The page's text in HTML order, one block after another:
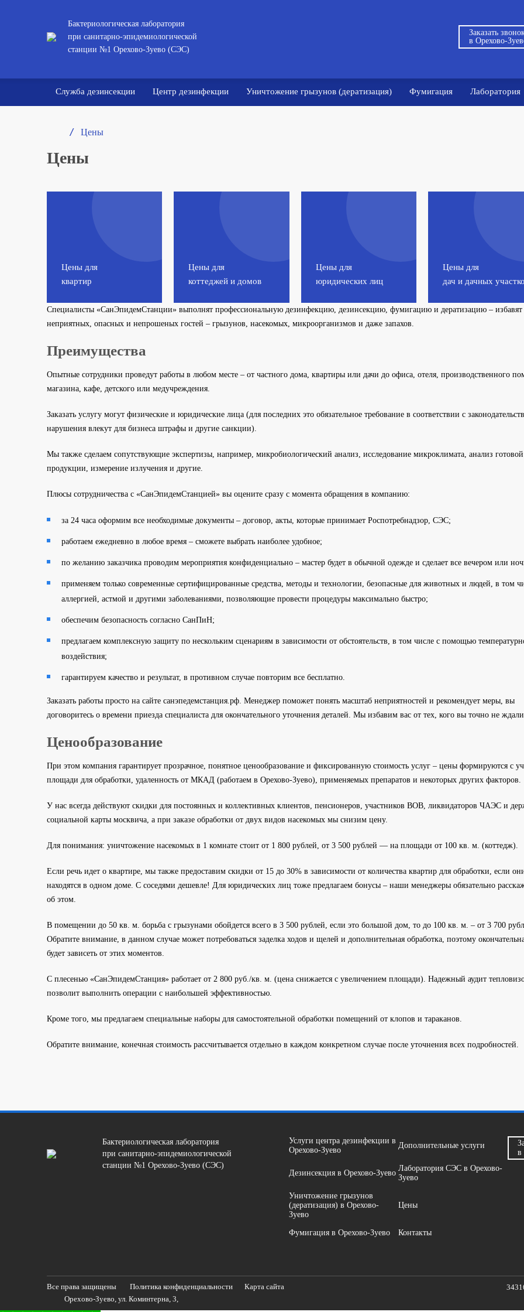
Бактериологическая лаборатория
при санитарно-эпидемиологической
станции №1 Орехово-Зуево (СЭС)
Заказать
в Орехово-
Служба дезинсекции Центр дезинфекции Уничтожение грызунов (дератизация) Фумигация Лаборатория
/ Цены
Цены
Цены для
квартир
Цены для
коттеджей и домов
Цены для
юридических лиц
Цены для
дач и дачных
Специалисты «СанЭпидемСтанции» выполнят профессиональную дезинфекцию, дезинсекцию, фумигацию и дератизацию – избавят
неприятных, опасных и непрошеных гостей – грызунов, насекомых, микроорганизмов и даже запахов.
Преимущества
Опытные сотрудники проведут работы в любом месте – от частного дома, квартиры или дачи до офиса, отеля, производственного
магазина, кафе, детского или медучреждения.
Заказать услугу могут физические и юридические лица (для последних это обязательное требование в соответствии с
нарушения влекут для бизнеса штрафы и другие санкции).
Мы также сделаем сопутствующие экспертизы, например, микробиологический анализ, исследование микроклимата, анализ готовой
продукции, измерение излучения и другие.
Плюсы сотрудничества с «СанЭпидемСтанцией» вы оцените сразу с момента обращения в компанию:
за 24 часа оформим все необходимые документы – договор, акты, которые принимает Роспотребнадзор, СЭС;
работаем ежедневно в любое время – сможете выбрать наиболее удобное;
по желанию заказчика проводим мероприятия конфиденциально – мастер будет в обычной одежде и сделает все вечером или
применяем только современные сертифицированные средства, методы и технологии, безопасные для животных и людей, в том
аллергией, астмой и другими заболеваниями, позволяющие провести процедуры максимально быстро;
обеспечим безопасность согласно СанПиН;
предлагаем комплексную защиту по нескольким сценариям в зависимости от обстоятельств, в том числе с помощью
воздействия;
гарантируем качество и результат, в противном случае повторим все бесплатно.
Заказать работы просто на сайте санэпедемстанция.рф. Менеджер поможет понять масштаб неприятностей и рекомендует меры, вы
договоритесь о времени приезда специалиста для окончательного уточнения деталей. Мы избавим вас от тех, кого вы точно не
Ценообразование
При этом компания гарантирует прозрачное, понятное ценообразование и фиксированную стоимость услуг – цены формируются с
площади для обработки, удаленность от МКАД (работаем в Орехово-Зуево), применяемых препаратов и некоторых других факторов.
У нас всегда действуют скидки для постоянных и коллективных клиентов, пенсионеров, участников ВОВ, ликвидаторов ЧАЭС и
социальной карты москвича, а при заказе обработки от двух видов насекомых мы снизим цену.
Для понимания: уничтожение насекомых в 1 комнате стоит от 1 800 рублей, от 3 500 рублей — на площади от 100 кв. м. (коттедж).
Если речь идет о квартире, мы также предоставим скидки от 15 до 30% в зависимости от количества квартир для обработки, если
находятся в одном доме. С соседями дешевле! Для юридических лиц тоже предлагаем бонусы – наши менеджеры обязательно
об этом.
В помещении до 50 кв. м. борьба с грызунами обойдется всего в 3 500 рублей, если это большой дом, то до 100 кв. м. – от 3 700
Обратите внимание, в данном случае может потребоваться заделка ходов и щелей и дополнительная обработка, поэтому
будет зависеть от этих моментов.
С плесенью «СанЭпидемСтанция» работает от 2 800 руб./кв. м. (цена снижается с увеличением площади). Надежный аудит
позволит выполнить операции с наибольшей эффективностью.
Кроме того, мы предлагаем специальные наборы для самостоятельной обработки помещений от клопов и тараканов.
Обратите внимание, конечная стоимость рассчитывается отдельно в каждом конкретном случае после уточнения всех подробностей.
Бактериологическая лаборатория
при санитарно-эпидемиологической
станции №1 Орехово-Зуево (СЭС)
Услуги центра дезинфекции в
Орехово-Зуево
Дополнительные услуги
Дезинсекция в Орехово-Зуево
Лаборатория СЭС в Орехово-
Зуево
Уничтожение грызунов
(дератизация) в Орехово-
Зуево
Цены
Фумигация в Орехово-Зуево Контакты
в
Все права защищены Политика конфиденциальности Карта сайта
Орехово-Зуево, ул. Коминтерна, 3,